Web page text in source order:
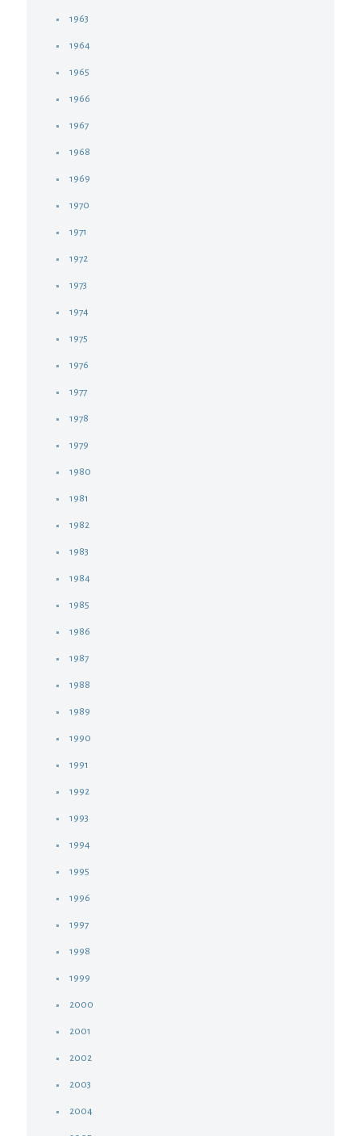
1963
1964
1965
1966
1967
1968
1969
1970
1971
1972
1973
1974
1975
1976
1977
1978
1979
1980
1981
1982
1983
1984
1985
1986
1987
1988
1989
1990
1991
1992
1993
1994
1995
1996
1997
1998
1999
2000
2001
2002
2003
2004